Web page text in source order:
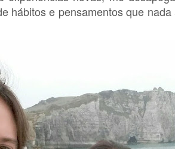
hábitos e pensamentos que